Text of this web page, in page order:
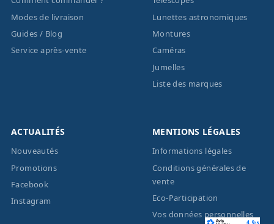
Modes de livraison
Guides / Blog
Service après-vente
Lunettes astronomiques
Montures
Caméras
Jumelles
Liste des marques
ACTUALITÉS
Nouveautés
Promotions
Facebook
Instagram
MENTIONS LÉGALES
Informations légales
Conditions générales de
vente
Eco-Participation
Vos données personnelles